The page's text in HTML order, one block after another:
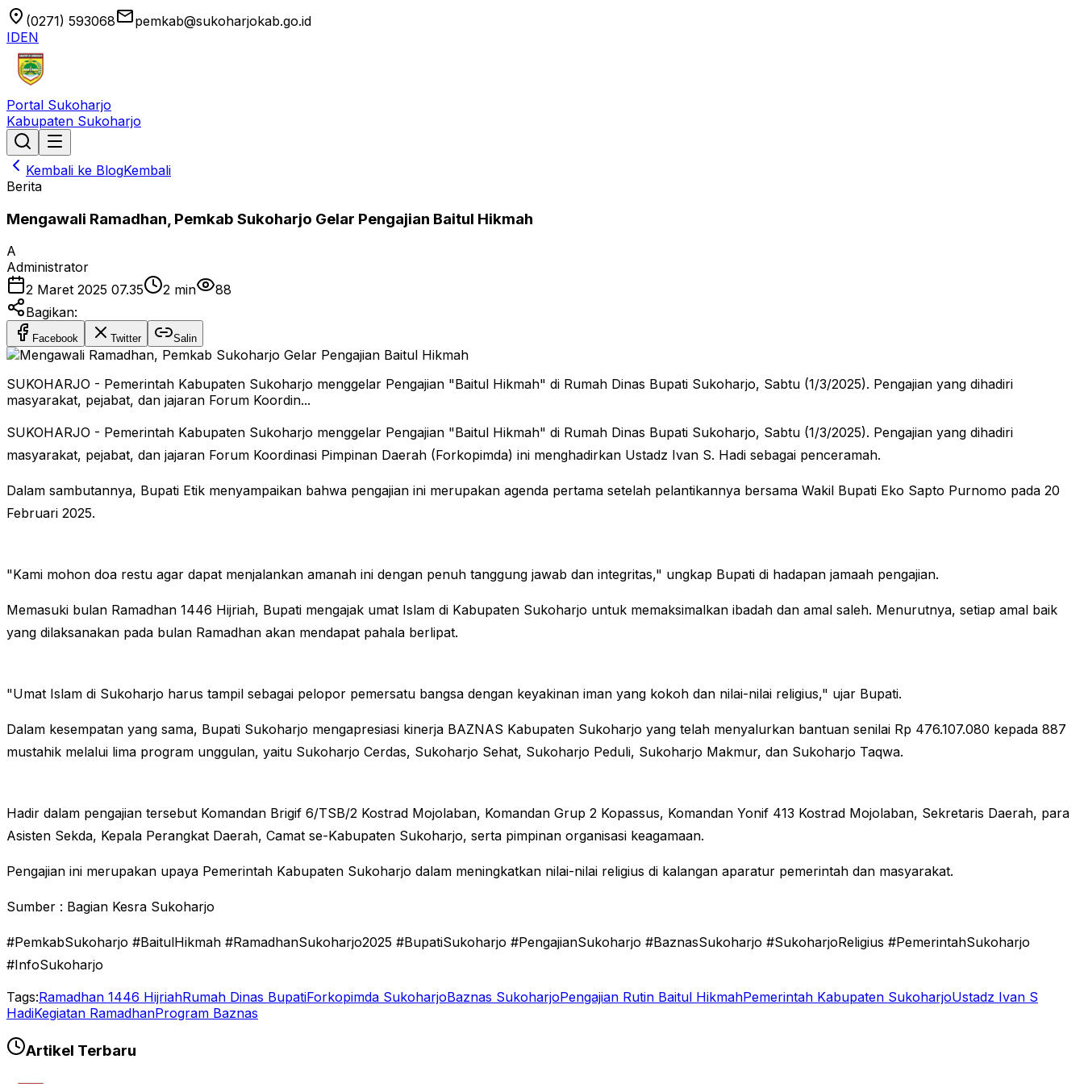
location_on (0271) 593068emailpemkab@sukoharjokab.go.id
IDEN
Portal Sukoharjo
Kabupaten Sukoharjo
Kembali ke BlogKembali
Berita
Mengawali Ramadhan, Pemkab Sukoharjo Gelar Pengajian Baitul Hikmah
A
Administrator
2 Maret 2025 07.35
2 min
88
Bagikan:
Facebook Twitter Salin
SUKOHARJO - Pemerintah Kabupaten Sukoharjo menggelar Pengajian "Baitul Hikmah" di Rumah Dinas Bupati Sukoharjo, Sabtu (1/3/2025). Pengajian yang dihadiri
masyarakat, pejabat, dan jajaran Forum Koordin...
SUKOHARJO - Pemerintah Kabupaten Sukoharjo menggelar Pengajian "Baitul Hikmah" di Rumah Dinas Bupati Sukoharjo, Sabtu (1/3/2025). Pengajian yang dihadiri
masyarakat, pejabat, dan jajaran Forum Koordinasi Pimpinan Daerah (Forkopimda) ini menghadirkan Ustadz Ivan S. Hadi sebagai penceramah.
Dalam sambutannya, Bupati Etik menyampaikan bahwa pengajian ini merupakan agenda pertama setelah pelantikannya bersama Wakil Bupati Eko Sapto Purnomo pada 20
Februari 2025.
"Kami mohon doa restu agar dapat menjalankan amanah ini dengan penuh tanggung jawab dan integritas," ungkap Bupati di hadapan jamaah pengajian.
Memasuki bulan Ramadhan 1446 Hijriah, Bupati mengajak umat Islam di Kabupaten Sukoharjo untuk memaksimalkan ibadah dan amal saleh. Menurutnya, setiap amal baik
yang dilaksanakan pada bulan Ramadhan akan mendapat pahala berlipat.
"Umat Islam di Sukoharjo harus tampil sebagai pelopor pemersatu bangsa dengan keyakinan iman yang kokoh dan nilai-nilai religius," ujar Bupati.
Dalam kesempatan yang sama, Bupati Sukoharjo mengapresiasi kinerja BAZNAS Kabupaten Sukoharjo yang telah menyalurkan bantuan senilai Rp 476.107.080 kepada 887
mustahik melalui lima program unggulan, yaitu Sukoharjo Cerdas, Sukoharjo Sehat, Sukoharjo Peduli, Sukoharjo Makmur, dan Sukoharjo Taqwa.
Hadir dalam pengajian tersebut Komandan Brigif 6/TSB/2 Kostrad Mojolaban, Komandan Grup 2 Kopassus, Komandan Yonif 413 Kostrad Mojolaban, Sekretaris Daerah, para
Asisten Sekda, Kepala Perangkat Daerah, Camat se-Kabupaten Sukoharjo, serta pimpinan organisasi keagamaan.
Pengajian ini merupakan upaya Pemerintah Kabupaten Sukoharjo dalam meningkatkan nilai-nilai religius di kalangan aparatur pemerintah dan masyarakat.
Sumber : Bagian Kesra Sukoharjo
#PemkabSukoharjo #BaitulHikmah #RamadhanSukoharjo2025 #BupatiSukoharjo #PengajianSukoharjo #BaznasSukoharjo #SukoharjoReligius #PemerintahSukoharjo
#InfoSukoharjo
Tags:Ramadhan 1446 HijriahRumah Dinas BupatiForkopimda SukoharjoBaznas SukoharjoPengajian Rutin Baitul HikmahPemerintah Kabupaten SukoharjoUstadz Ivan S
HadiKegiatan RamadhanProgram Baznas
Artikel Terbaru